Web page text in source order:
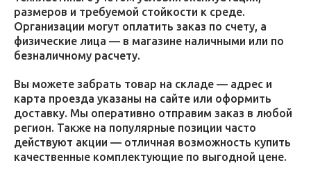
размеров и требуемой стойкости к среде.
Организации могут оплатить заказ по счету, а
физические лица — в магазине наличными или по
безналичному расчету.
Вы можете забрать товар на складе — адрес и
карта проезда указаны на сайте или оформить
доставку. Мы оперативно отправим заказ в любой
регион. Также на популярные позиции часто
действуют акции — отличная возможность купить
качественные комплектующие по выгодной цене.